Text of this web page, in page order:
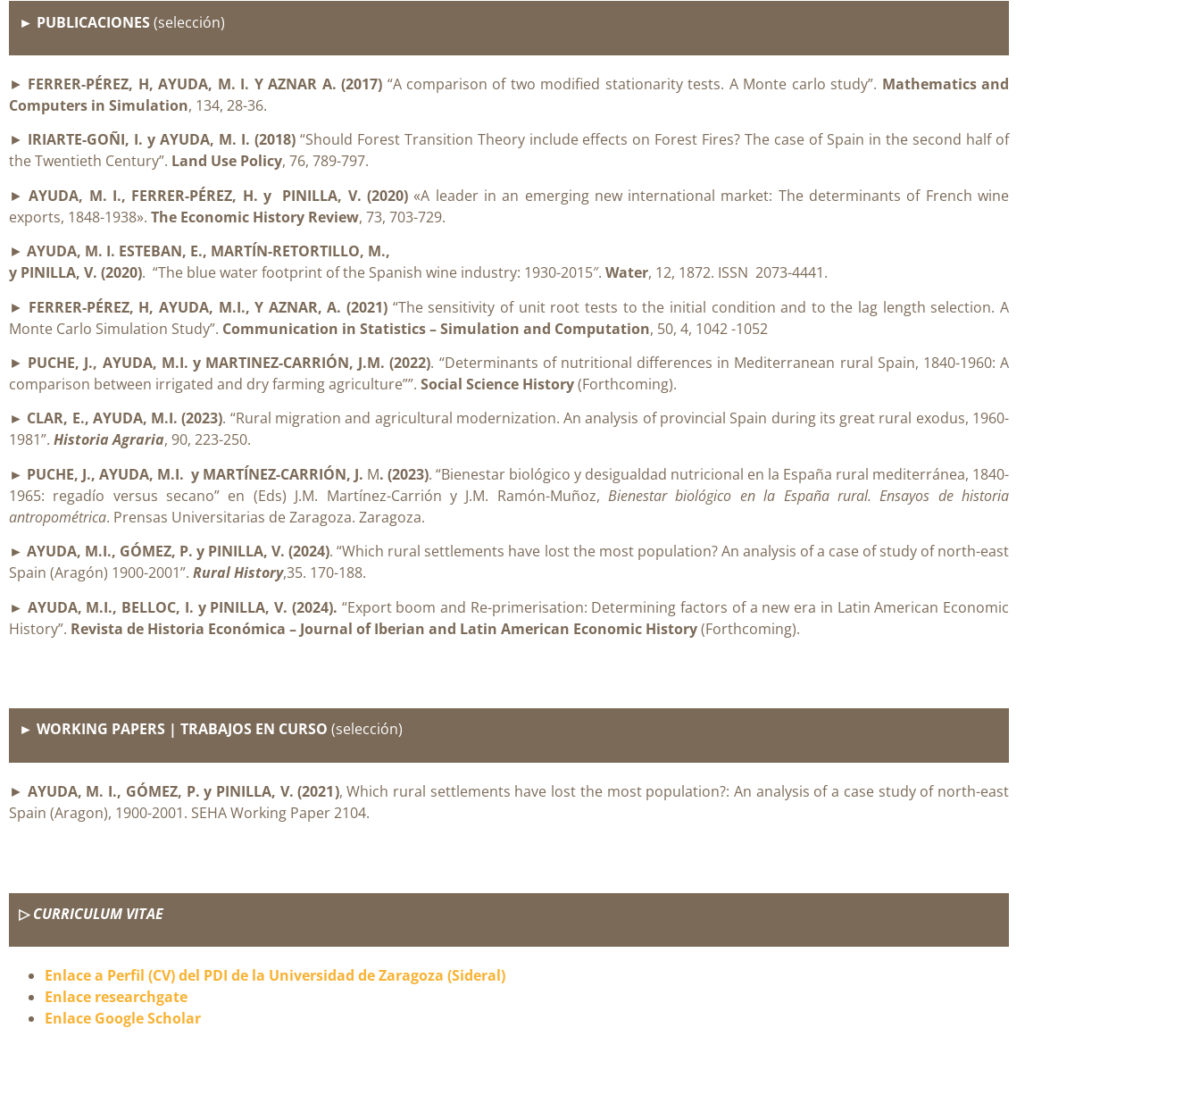
► PUBLICACIONES(selección)
► FERRER-PÉREZ, H, AYUDA, M. I. Y AZNAR A. (2017) “A comparison of two modified stationarity tests. A Monte carlo study”. Mathematics and
Computers in Simulation, 134, 28-36.
► IRIARTE-GOÑI, I. y AYUDA, M. I. (2018)“Should Forest Transition Theory include effects on Forest Fires? The case of Spain in the second half of
the Twentieth Century”. Land Use Policy, 76, 789-797.
►AYUDA, M. I., FERRER-PÉREZ, H. y PINILLA, V. (2020) «A leader in an emerging new international market: The determinants of French wine
exports, 1848-1938». The Economic History Review, 73, 703-729.
► AYUDA, M. I. ESTEBAN, E., MARTÍN-RETORTILLO, M.,
y PINILLA, V. (2020). “The blue water footprint of the Spanish wine industry: 1930-2015″. Water, 12, 1872. ISSN 2073-4441.
► FERRER-PÉREZ, H, AYUDA, M.I., Y AZNAR, A. (2021) “The sensitivity of unit root tests to the initial condition and to the lag length selection. A
Monte Carlo Simulation Study”. Communication in Statistics – Simulation and Computation, 50, 4, 1042 -1052
► PUCHE, J., AYUDA, M.I. y MARTINEZ-CARRIÓN, J.M. (2022). “Determinants of nutritional differences in Mediterranean rural Spain, 1840-1960: A
comparison between irrigated and dry farming agriculture””. Social Science History(Forthcoming).
► CLAR, E., AYUDA, M.I. (2023). “Rural migration and agricultural modernization. An analysis of provincial Spain during its great rural exodus, 1960-
1981”. Historia Agraria, 90, 223-250.
► PUCHE, J., AYUDA, M.I. y MARTÍNEZ-CARRIÓN, J. M. (2023). “Bienestar biológico y desigualdad nutricional en la España rural mediterránea, 1840-
1965: regadío versus secano” en (Eds) J.M. Martínez-Carrión y J.M. Ramón-Muñoz,Bienestar biológico en la España rural. Ensayos de historia
antropométrica. Prensas Universitarias de Zaragoza. Zaragoza.
► AYUDA, M.I., GÓMEZ, P. y PINILLA, V. (2024). “Which rural settlements have lost the most population? An analysis of a case of study of north-east
Spain (Aragón) 1900-2001”. Rural History,35. 170-188.
► AYUDA, M.I., BELLOC, I. y PINILLA, V. (2024). “Export boom and Re-primerisation: Determining factors of a new era in Latin American Economic
History”. Revista de Historia Económica – Journal of Iberian and Latin American Economic History(Forthcoming).
► WORKING PAPERS | TRABAJOS EN CURSO(selección)
► AYUDA, M. I., GÓMEZ, P. y PINILLA, V. (2021), Which rural settlements have lost the most population?: An analysis of a case study of north-east
Spain (Aragon), 1900-2001. SEHA Working Paper 2104.
▷CURRICULUM VITAE
Enlace a Perfil (CV) del PDI de la Universidad de Zaragoza (Sideral)
Enlace researchgate
Enlace Google Scholar